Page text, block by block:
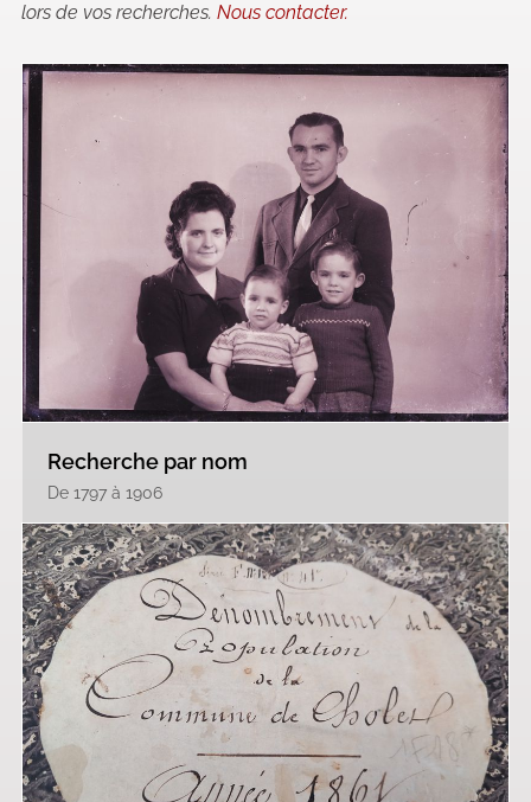
lors de vos recherches. Nous contacter.
Recherche par nom
De 1797 à 1906